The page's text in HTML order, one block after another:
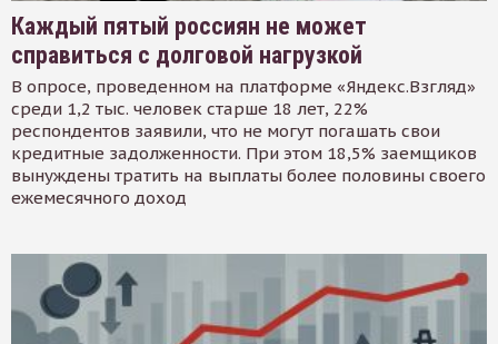
Каждый пятый россиян не может
справиться с долговой нагрузкой
В опросе, проведенном на платформе «Яндекс.Взгляд»
среди 1,2 тыс. человек старше 18 лет, 22%
респондентов заявили, что не могут погашать свои
кредитные задолженности. При этом 18,5% заемщиков
вынуждены тратить на выплаты более половины своего
ежемесячного доход